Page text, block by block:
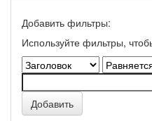
Добавить фильтры:
Используйте фильтры,